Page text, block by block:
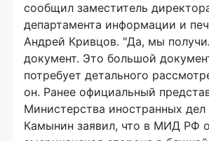
сообщил заместитель
департамента информации и
Андрей Кривцов. "Да, мы
документ. Это большой
потребует детального
он. Ранее официальный
Министерства иностранных
Камынин заявил, что в МИД РФ